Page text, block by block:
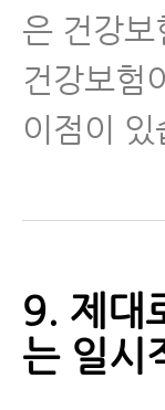
은 건강
건강보험
이점이
9. 제대
는 일시